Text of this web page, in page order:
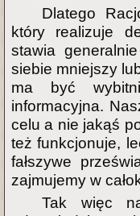
Dlatego
który realizuje
stawia
siebie mniejszy
ma być
informacyjna.
celu a nie jakąś
też funkcjonuje,
fałszywe
zajmujemy w
Tak więc